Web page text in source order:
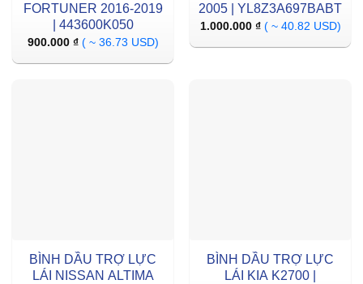
FORTUNER 2016-2019
| 443600K050
900.000 ₫ ( ~ 36.73 USD)
2005 | YL8Z3A697BABT
1.000.000 ₫ ( ~ 40.82 USD)
BÌNH DẦU TRỢ LỰC
LÁI NISSAN ALTIMA
BÌNH DẦU TRỢ LỰC
LÁI KIA K2700 |